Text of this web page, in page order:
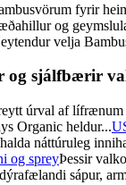
fyrir
og
velja
og sjálfbærir
úrval af
Organic heldur...
náttúruleg
og spreyÞessir
sápur,